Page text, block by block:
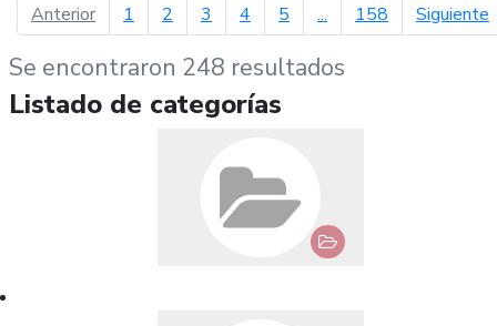
Anteriorpágina anterior
1 2 3 4 5 ... 158 Siguiente
Se encontraron 248 resultados
Listado de categorías